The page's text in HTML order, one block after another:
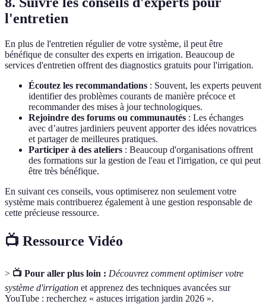
l'entretien
En plus de l'entretien régulier de votre système, il peut être
bénéfique de consulter des experts en irrigation. Beaucoup de
services d'entretien offrent des diagnostics gratuits pour l'irrigation.
Écoutez les recommandations : Souvent, les experts peuvent
identifier des problèmes courants de manière précoce et
recommander des mises à jour technologiques.
Rejoindre des forums ou communautés : Les échanges
avec d’autres jardiniers peuvent apporter des idées novatrices
et partager de meilleures pratiques.
Participer à des ateliers : Beaucoup d'organisations offrent
des formations sur la gestion de l'eau et l'irrigation, ce qui peut
être très bénéfique.
En suivant ces conseils, vous optimiserez non seulement votre
système mais contribuerez également à une gestion responsable de
cette précieuse ressource.
📺 Ressource Vidéo
> 📺 Pour aller plus loin : Découvrez comment optimiser votre
système d'irrigation et apprenez des techniques avancées sur
YouTube : recherchez « astuces irrigation jardin 2026 ».